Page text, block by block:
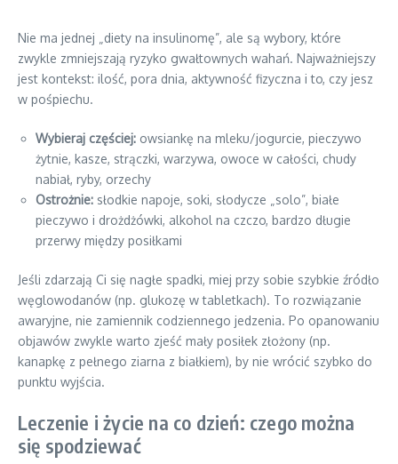
Nie ma jednej „diety na insulinomę”, ale są wybory, które
zwykle zmniejszają ryzyko gwałtownych wahań. Najważniejszy
jest kontekst: ilość, pora dnia, aktywność fizyczna i to, czy jesz
w pośpiechu.
Wybieraj częściej: owsiankę na mleku/jogurcie, pieczywo
żytnie, kasze, strączki, warzywa, owoce w całości, chudy
nabiał, ryby, orzechy
Ostrożnie: słodkie napoje, soki, słodycze „solo”, białe
pieczywo i drożdżówki, alkohol na czczo, bardzo długie
przerwy między posiłkami
Jeśli zdarzają Ci się nagłe spadki, miej przy sobie szybkie źródło
węglowodanów (np. glukozę w tabletkach). To rozwiązanie
awaryjne, nie zamiennik codziennego jedzenia. Po opanowaniu
objawów zwykle warto zjeść mały posiłek złożony (np.
kanapkę z pełnego ziarna z białkiem), by nie wrócić szybko do
punktu wyjścia.
Leczenie i życie na co dzień: czego można
się spodziewać